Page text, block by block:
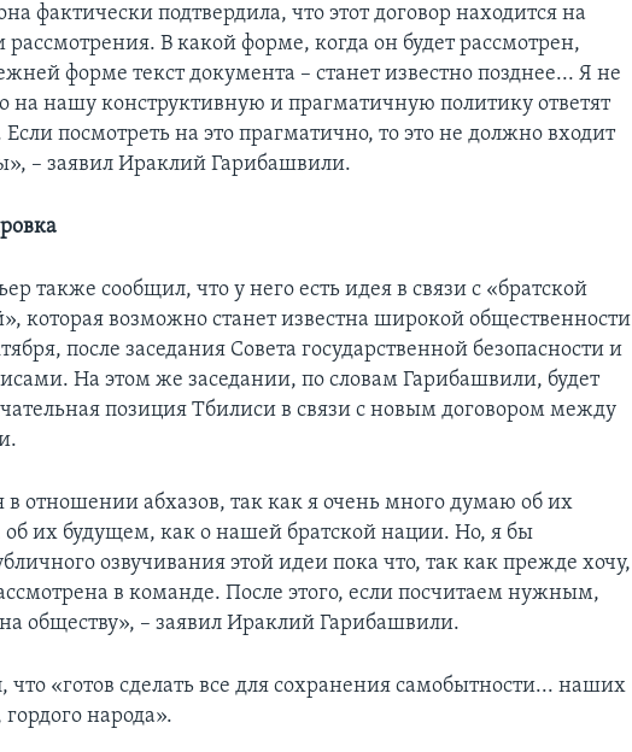
фактически подтвердила, что этот договор находится на
рассмотрения. В какой форме, когда он будет рассмотрен,
форме текст документа – станет известно позднее... Я не
на нашу конструктивную и прагматичную политику ответят
посмотреть на это прагматично, то это не должно входит
– заявил Ираклий Гарибашвили.
также сообщил, что у него есть идея в связи с «братской
которая возможно станет известна широкой общественности
после заседания Совета государственной безопасности и
На этом же заседании, по словам Гарибашвили, будет
позиция Тбилиси в связи с новым договором между
в отношении абхазов, так как я очень много думаю об их
об их будущем, как о нашей братской нации. Но, я бы
озвучивания этой идеи пока что, так как прежде хочу,
в команде. После этого, если посчитаем нужным,
обществу», – заявил Ираклий Гарибашвили.
что «готов сделать все для сохранения самобытности... наших
гордого народа».